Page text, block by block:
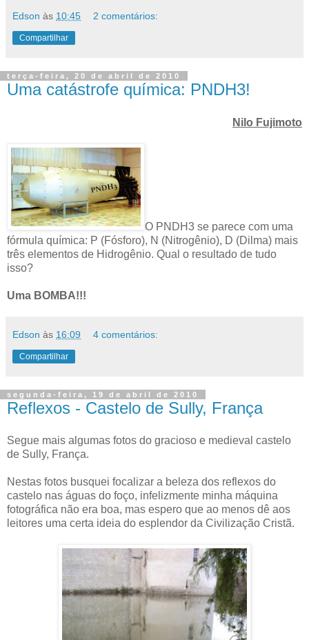
Edson às 10:45 2 comentários:
Compartilhar
terça-feira, 20 de abril de 2010
Uma catástrofe química: PNDH3!
Nilo Fujimoto
O PNDH3 se parece com uma
fórmula química: P (Fósforo), N (Nitrogênio), D (Dilma) mais
três elementos de Hidrogênio. Qual o resultado de tudo
isso?
Uma BOMBA!!!
Edson às 16:09 4 comentários:
Compartilhar
segunda-feira, 19 de abril de 2010
Reflexos - Castelo de Sully, França
Segue mais algumas fotos do gracioso e medieval castelo
de Sully, França.
Nestas fotos busquei focalizar a beleza dos reflexos do
castelo nas águas do foço, infelizmente minha máquina
fotográfica não era boa, mas espero que ao menos dê aos
leitores uma certa ideia do esplendor da Civilização Cristã.